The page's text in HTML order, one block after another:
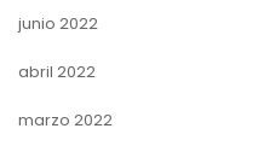
junio 2022
abril 2022
marzo 2022